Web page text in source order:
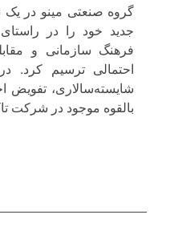
گروه صنعتی مینو در
جدید خود را در
فرهنگ سازمانی و
احتمالی ترسیم کرد.
شایسته‌سالاری، تفویض
بالقوه موجود در شرکت